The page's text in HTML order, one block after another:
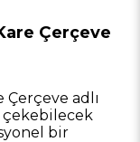
Çerçeve
adlı
bir